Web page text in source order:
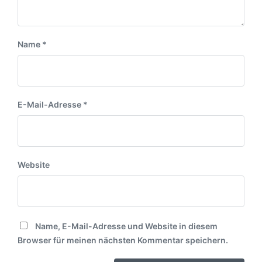
Name *
E-Mail-Adresse *
Website
Name, E-Mail-Adresse und Website in diesem
Browser für meinen nächsten Kommentar speichern.